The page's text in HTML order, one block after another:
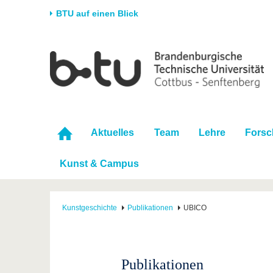
BTU auf einen Blick
Universität
Karriere & Engagement
Strukturwandel
Forschung
Förderung Im
Aktuelles Team Lehre
Kunst & Campus
Kunstgeschichte Publikationen UBICO
Publikationen